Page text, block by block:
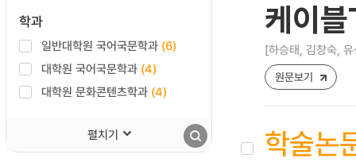
학과
일반대학원 국어국문학과 (6)
대학원 국어국문학과 (4)
대학원 문화콘텐츠학과 (4)
펼치기
케이
[하승태, 김창숙,
원문보기
학술논